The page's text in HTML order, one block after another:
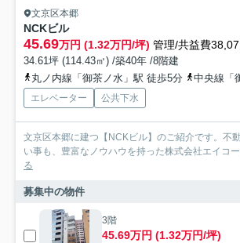
文京区本郷
NCKビル
45.69万円 (1.32万円/坪) 管理/共益費
34.61坪 (114.43㎡) /築40年 /8階建
丸ノ内線「御茶ノ水」駅 徒歩5分
中央線「御
エレベーター 公共下水
文京区本郷に建つ【NCKビル】のご紹介です。不
い事も、豊富なノウハウを持った株式会社エイコー
る
募集中の物件
3階
45.69万円 (1.32万円/坪)